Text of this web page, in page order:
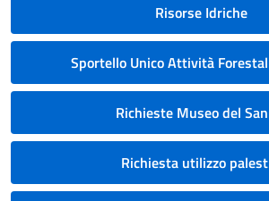
Risorse Idriche
Sportello Unico Attività
Richieste Museo del
Richiesta utilizzo